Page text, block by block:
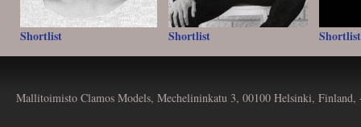
Shortlist Shortlist Shortlist
Mallitoimisto Clamos Models, Mechelininkatu 3, 00100 Helsinki,